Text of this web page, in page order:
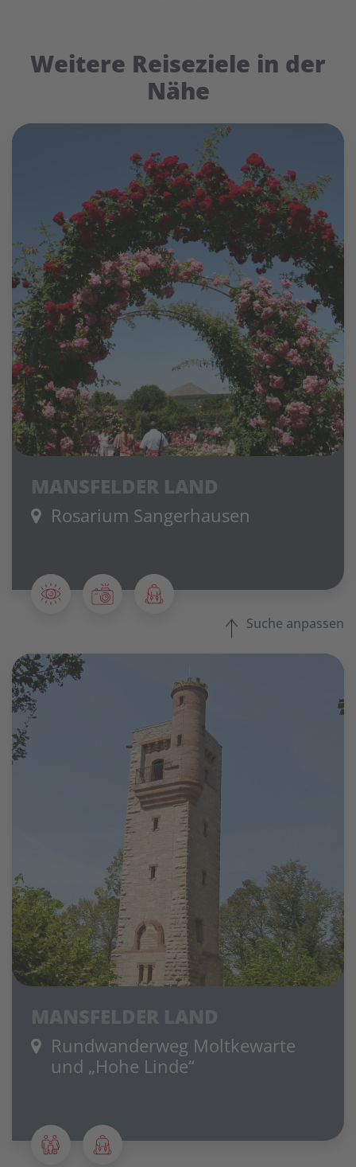
Weitere Reiseziele in der
Nähe
MANSFELDER LAND
Rosarium Sangerhausen
Suche anpassen
Rundwanderweg Moltkewarte
und „Hohe Linde“